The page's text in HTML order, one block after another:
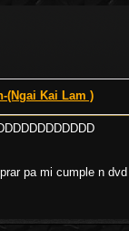
(Ngai Kai Lam )
pa mi cumple n